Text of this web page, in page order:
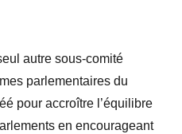
autre sous-comité
parlementaires du
pour accroître l’équilibre
en encourageant